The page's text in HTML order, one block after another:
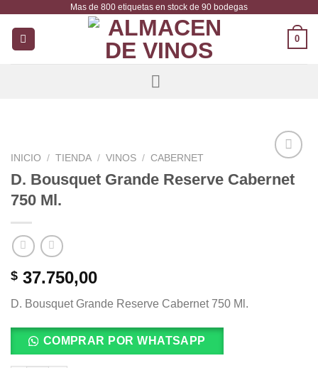
contenido
Mas de 800 etiquetas en stock de 90 bodegas
0
Añadir
a la
INICIO / TIENDA / VINOS / CABERNET
D. Bousquet Grande Reserve Cabernet
750 Ml.
$ 37.750,00
D. Bousquet Grande Reserve Cabernet 750 Ml.
COMPRAR POR WHATSAPP